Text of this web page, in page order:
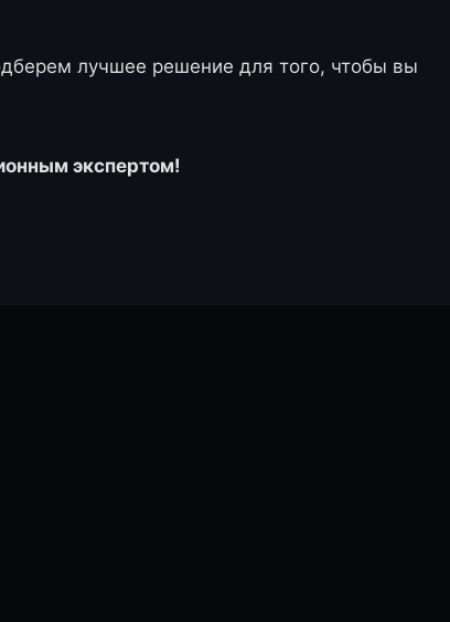
лучшее решение для того, чтобы вы
экспертом!